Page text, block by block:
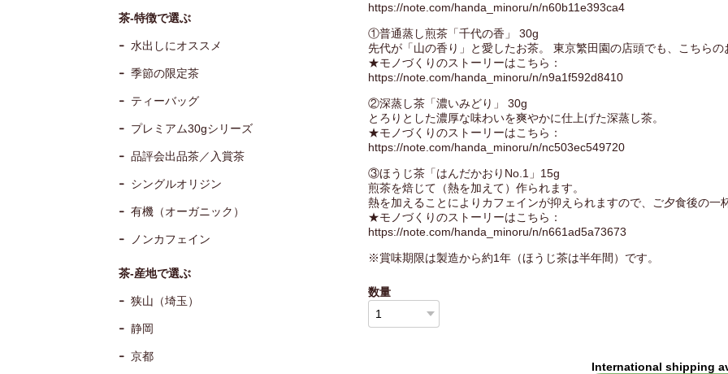
茶-特徴で選ぶ
水出しにオススメ
季節の限定茶
ティーバッグ
プレミアム30gシリーズ
品評会出品茶／入賞茶
シングルオリジン
有機（オーガニック）
ノンカフェイン
茶-産地で選ぶ
狭山（埼玉）
静岡
京都
https://note.com/handa_minoru/n/n60b11e393ca4
①普通蒸し煎茶「千代の香」 30g
先代が「山の香り」と愛したお茶。 東京繁田園の店頭でも、こちらの
★モノづくりのストーリーはこちら：
https://note.com/handa_minoru/n/n9a1f592d8410
②深蒸し茶「濃いみどり」 30g
とろりとした濃厚な味わいを爽やかに仕上げた深蒸し茶。
★モノづくりのストーリーはこちら：
https://note.com/handa_minoru/n/nc503ec549720
③ほうじ茶「はんだかおりNo.1」15g
煎茶を焙じて（熱を加えて）作られます。
熱を加えることによりカフェインが抑えられますので、ご夕食後の一
★モノづくりのストーリーはこちら：
https://note.com/handa_minoru/n/n661ad5a73673
※賞味期限は製造から約1年（ほうじ茶は半年間）です。
数量
International shipping